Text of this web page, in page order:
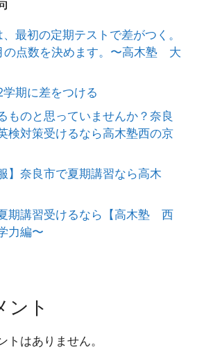
最初の定期テストで差がつく。
の点数を決めます。〜高木塾 大
期に差をつける
ものと思っていませんか？奈良
検対策受けるなら高木塾西の京
】奈良市で夏期講習なら高木
期講習受けるなら【高木塾 西
力編〜
ント
トはありません。